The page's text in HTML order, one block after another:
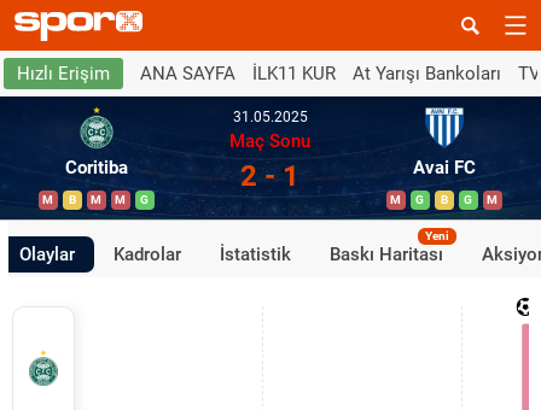
Hızlı Erişim ANA SAYFA İLK11 KUR At Yarışı Bankoları
Coritiba
M B M M G
31.05.2025
Maç Sonu
2 - 1 Avai FC
M G B G M
Olaylar Kadrolar İstatistik Baskı Haritası
Yeni